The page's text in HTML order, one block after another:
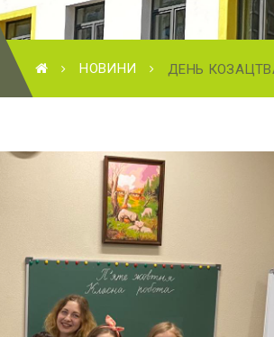
НОВИНИ ДЕНЬ